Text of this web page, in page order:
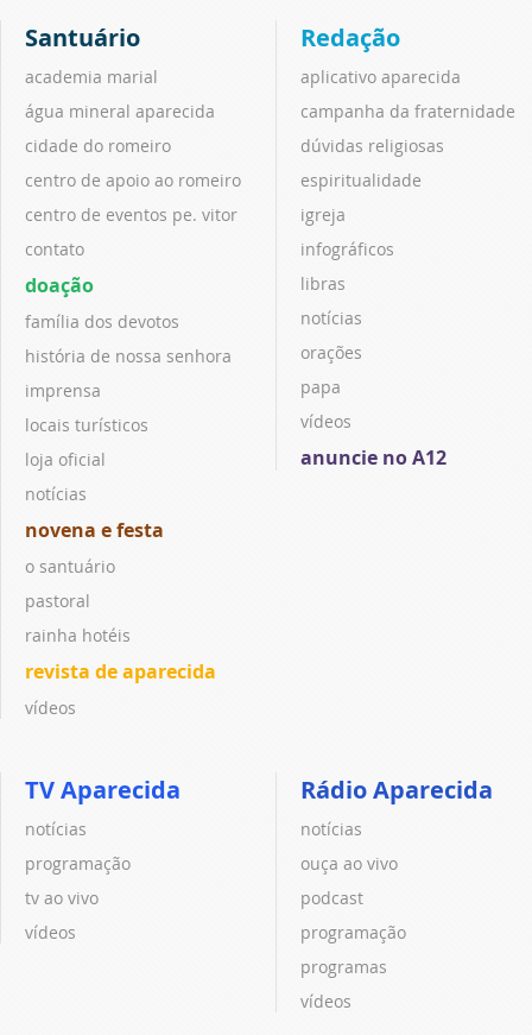
Santuário
academia marial
água mineral aparecida
cidade do romeiro
centro de apoio ao romeiro
centro de eventos pe. vitor
contato
doação
família dos devotos
história de nossa senhora
imprensa
locais turísticos
loja oficial
notícias
novena e festa
o santuário
pastoral
rainha hotéis
revista de aparecida
vídeos
Redação
aplicativo aparecida
campanha da fraternidade
dúvidas religiosas
espiritualidade
igreja
infográficos
libras
notícias
orações
papa
vídeos
anuncie no A12
TV Aparecida
notícias
programação
tv ao vivo
vídeos
Rádio Aparecida
notícias
ouça ao vivo
podcast
programação
programas
vídeos